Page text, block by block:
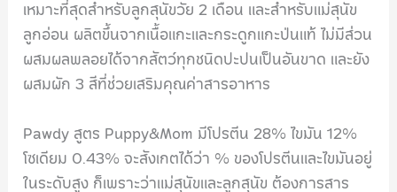
เหมาะที่สุดสำหรับลูกสุนัขวัย 2 เดือน และสำหรับแม่สุนัข
ลูกอ่อน ผลิตขึ้นจากเนื้อแกะและกระดูกแกะป่นแท้ ไม่มีส่วน
ผสมผลพลอยได้จากสัตว์ทุกชนิดปะปนเป็นอันขาด และยัง
ผสมผัก 3 สีที่ช่วยเสริมคุณค่าสารอาหาร
Pawdy สูตร Puppy&Mom มีโปรตีน 28% ไขมัน 12%
โซเดียม 0.43% จะสังเกตได้ว่า % ของโปรตีนและไขมันอยู่
ในระดับสูง ก็เพราะว่าแม่สุนัขและลูกสุนัข ต้องการสาร